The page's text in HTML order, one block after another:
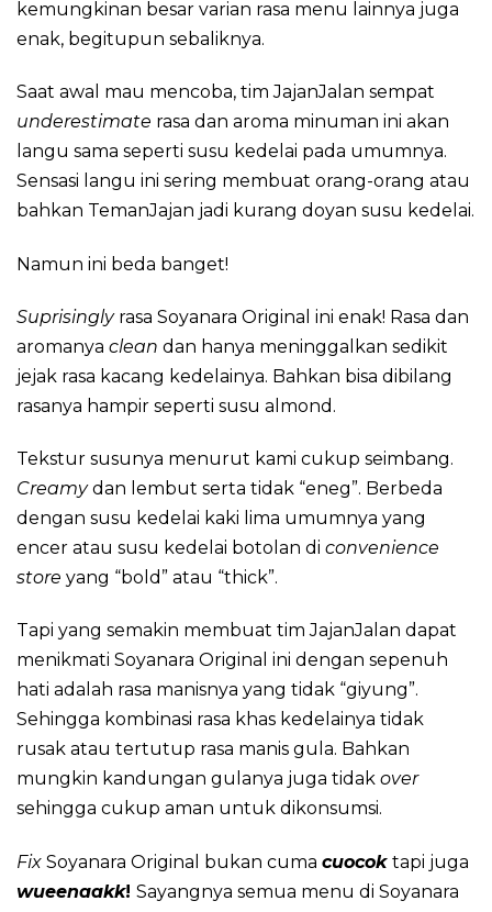
kemungkinan besar varian rasa menu lainnya juga
enak, begitupun sebaliknya.
Saat awal mau mencoba, tim JajanJalan sempat
underestimate rasa dan aroma minuman ini akan
langu sama seperti susu kedelai pada umumnya.
Sensasi langu ini sering membuat orang-orang atau
bahkan TemanJajan jadi kurang doyan susu kedelai.
Namun ini beda banget!
Suprisingly rasa Soyanara Original ini enak! Rasa dan
aromanya clean dan hanya meninggalkan sedikit
jejak rasa kacang kedelainya. Bahkan bisa dibilang
rasanya hampir seperti susu almond.
Tekstur susunya menurut kami cukup seimbang.
Creamydan lembut serta tidak “eneg”. Berbeda
dengan susu kedelai kaki lima umumnya yang
encer atau susu kedelai botolan di convenience
store yang “bold” atau “thick”.
Tapi yang semakin membuat tim JajanJalan dapat
menikmati Soyanara Original ini dengan sepenuh
hati adalah rasa manisnya yang tidak “giyung”.
Sehingga kombinasi rasa khas kedelainya tidak
rusak atau tertutup rasa manis gula. Bahkan
mungkin kandungan gulanya juga tidak over
sehingga cukup aman untuk dikonsumsi.
Fix Soyanara Original bukan cuma cuocok tapi juga
wueenaakk! Sayangnya semua menu di Soyanara